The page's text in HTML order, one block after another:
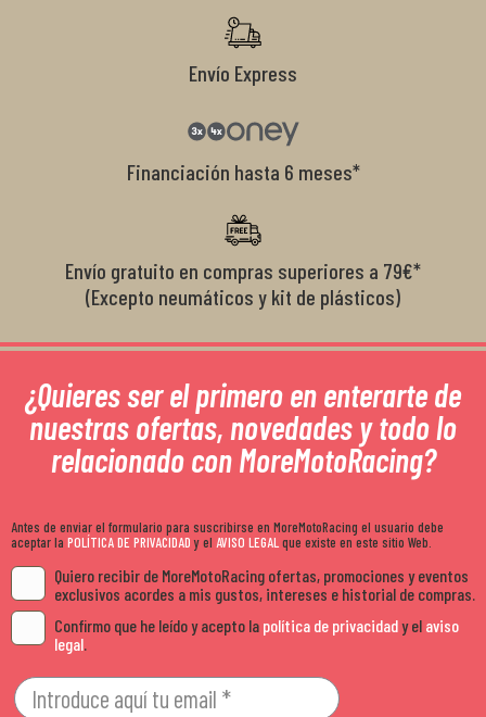
Envío Express
Financiación hasta 6 meses*
Envío gratuito en compras superiores a 79€*
(Excepto neumáticos y kit de plásticos)
¿Quieres ser el primero en enterarte de
nuestras ofertas, novedades y todo lo
relacionado con MoreMotoRacing?
Antes de enviar el formulario para suscribirse en MoreMotoRacing el usuario debe
aceptar la POLÍTICA DE PRIVACIDADy el AVISO LEGALque existe en este sitio Web.
Quiero recibir de MoreMotoRacing ofertas, promociones y eventos
exclusivos acordes a mis gustos, intereses e historial de compras.
Confirmo que he leído y acepto la política de privacidady el aviso
legal